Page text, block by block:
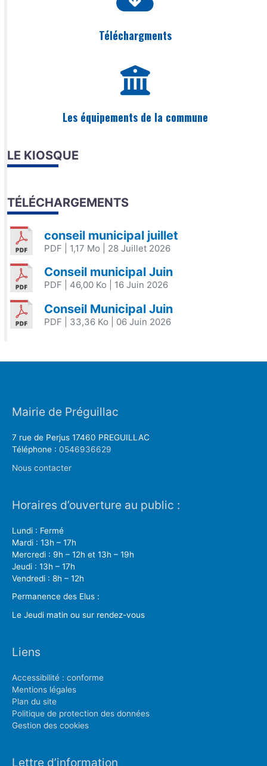
Téléchargments
Les équipements de la commune
LE KIOSQUE
TÉLÉCHARGEMENTS
conseil municipal juillet
PDF | 1,17 Mo | 28 Juillet 2026
Conseil municipal Juin
PDF | 46,00 Ko | 16 Juin 2026
Conseil Municipal Juin
PDF | 33,36 Ko | 06 Juin 2026
Mairie de Préguillac
7 rue de Perjus 17460 PREGUILLAC
Téléphone : 0546936629
Nous contacter
Horaires d’ouverture au public :
Lundi : Fermé
Mardi : 13h – 17h
Mercredi : 9h – 12h et 13h – 19h
Jeudi : 13h – 17h
Vendredi : 8h – 12h
Permanence des Elus :
Le Jeudi matin ou sur rendez-vous
Liens
Accessibilité : conforme
Mentions légales
Plan du site
Politique de protection des données
Gestion des cookies
Lettre d’information